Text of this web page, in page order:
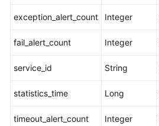
banner
息
理
用
exception_alert_count Integer
fail_alert_count Integer
service_id String
statistics_time Long
timeout_alert_count Integer